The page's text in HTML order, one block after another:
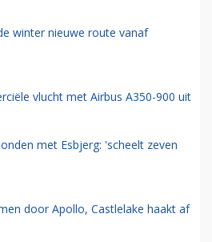
winter nieuwe route vanaf
vlucht met Airbus A350-900 uit
met Esbjerg: 'scheelt zeven
door Apollo, Castlelake haakt af